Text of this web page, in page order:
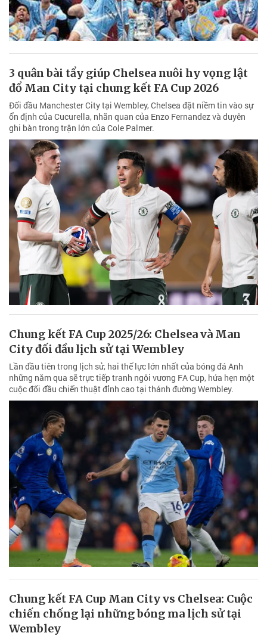
3 quân bài tẩy giúp Chelsea nuôi hy vọng lật
đổ Man City tại chung kết FA Cup 2026
Đối đầu Manchester City tại Wembley, Chelsea đặt niềm tin vào sự
ổn định của Cucurella, nhãn quan của Enzo Fernandez và duyên
ghi bàn trong trận lớn của Cole Palmer.
Chung kết FA Cup 2025/26: Chelsea và Man
City đối đầu lịch sử tại Wembley
Lần đầu tiên trong lịch sử, hai thế lực lớn nhất của bóng đá Anh
những năm qua sẽ trực tiếp tranh ngôi vương FA Cup, hứa hẹn một
cuộc đối đầu chiến thuật đỉnh cao tại thánh đường Wembley.
Chung kết FA Cup Man City vs Chelsea: Cuộc
chiến chống lại những bóng ma lịch sử tại
Wembley